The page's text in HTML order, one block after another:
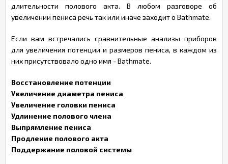
длительности полового акта. В любом разговоре об
увеличении пениса речь так или иначе заходит о Bathmate.
Если вам встречались сравнительные анализы приборов
для увеличения потенции и размеров пениса, в каждом из
них присутствовало одно имя - Bathmate.
Восстановление потенции
Увеличение диаметра пениса
Увеличение головки пениса
Удлинение полового члена
Выпрямление пениса
Продление полового акта
Поддержание половой системы